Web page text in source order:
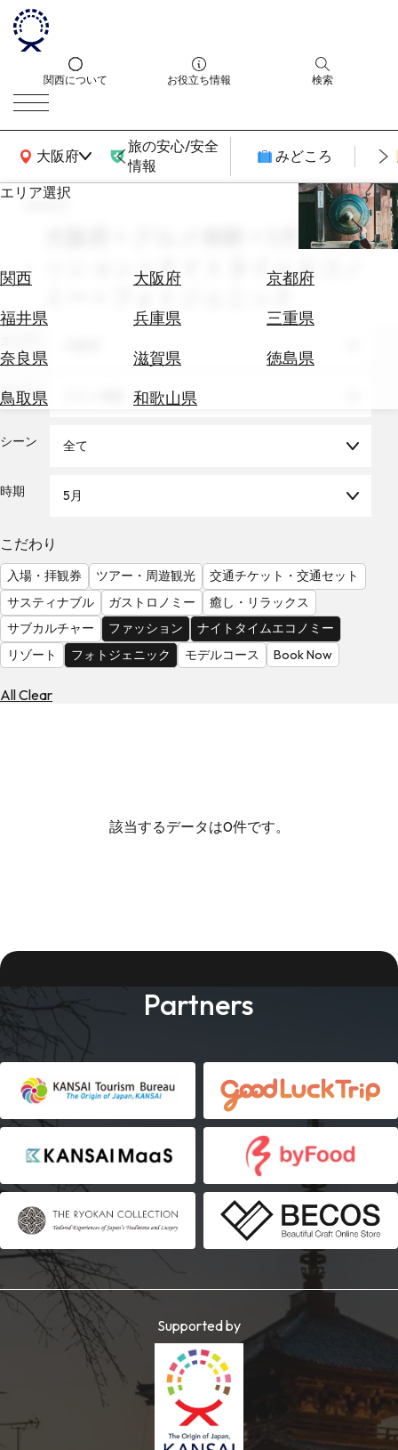
関西について お役立ち情報 検索
大阪府
関西広域MAP
旅の安心/安全
情報
みどころ
エリア選択
関西 大阪府
京都府
福井県
兵庫県
三重県
奈良県
滋賀県
徳島県
鳥取県
和歌山県
エ
券
テ
を
を
見
る
search
大阪府 × グルメ体験 × 5月 × ファ
ッション × ナイトタイムエコノ
テーマ
シーン 全て
時期 5月
こだわり
入場・拝観券 ツアー・周遊観光
交通チケット・交通セット
サスティナブル
ガストロノミー
癒し・リラックス
サブカルチャー
ファッション
ナイトタイムエコノミー
リゾート
フォトジェニック モデルコース Book Now
All Clear
該当するデータは0件です。
Partners
Supported by